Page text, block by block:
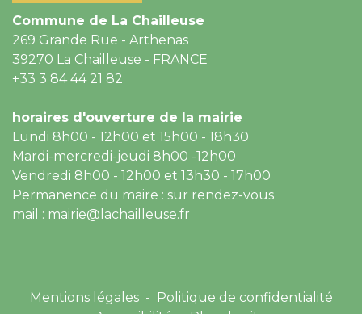
Commune de La Chailleuse
269 Grande Rue - Arthenas
39270 La Chailleuse - FRANCE
+33 3 84 44 21 82
horaires d'ouverture de la mairie
Lundi 8h00 - 12h00 et 15h00 - 18h30
Mardi-mercredi-jeudi 8h00 -12h00
Vendredi 8h00 - 12h00 et 13h30 - 17h00
Permanence du maire : sur rendez-vous
mail : mairie@lachailleuse.fr
Mentions légales - Politique de confidentialité